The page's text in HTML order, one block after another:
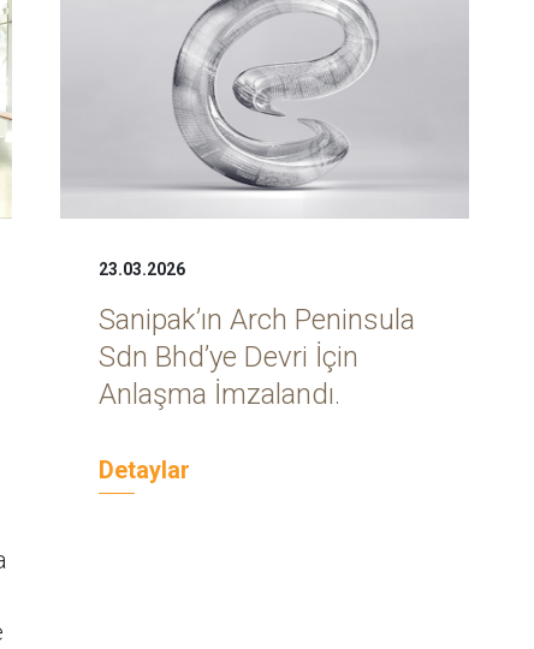
23.03.2026
Sanipak’ın Arch Peninsula
Sdn Bhd’ye Devri İçin
Anlaşma İmzalandı.
Detaylar